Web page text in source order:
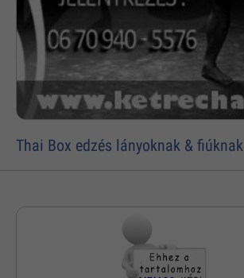
Thai Box edzés lányoknak & fiúknak